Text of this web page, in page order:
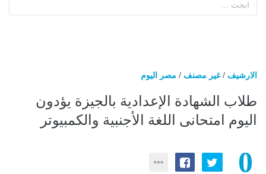
الارشيف /غير مصنف / مصر اليوم
طلاب الشهادة الإعدادية بالجيزة يؤدون
اليوم امتحانى اللغة الأجنبية والكمبيوتر
0